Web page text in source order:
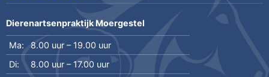
Dierenartsenpraktijk Moergestel
Ma:
8.00 uur – 19.00 uur
Di:
8.00 uur – 17.00 uur